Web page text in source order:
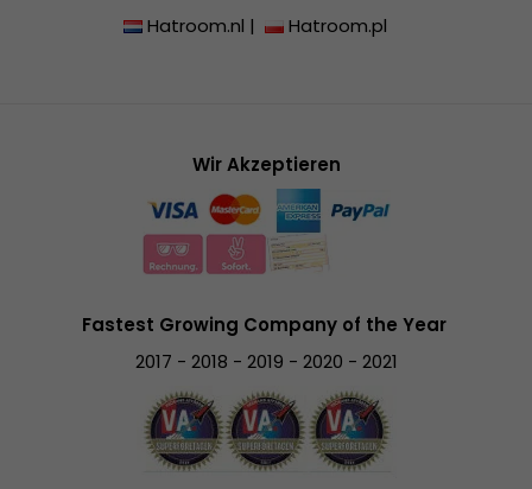
Hatroom.nl | Hatroom.pl
Wir Akzeptieren
Fastest Growing Company of the Year
2017 - 2018 - 2019 - 2020 - 2021